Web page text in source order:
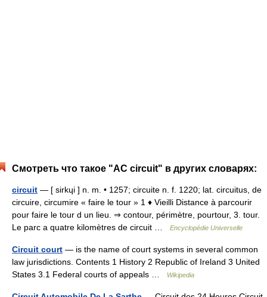
Смотреть что такое "AC circuit" в других словарях:
circuit — [ sirkɥi ] n. m. • 1257; circuite n. f. 1220; lat. circuitus, de
circuire, circumire « faire le tour » 1 ♦ Vieilli Distance à parcourir
pour faire le tour d un lieu. ⇒ contour, périmètre, pourtour, 3. tour.
Le parc a quatre kilomètres de circuit …
Encyclopédie Universelle
Circuit court — is the name of court systems in several common
law jurisdictions. Contents 1 History 2 Republic of Ireland 3 United
States 3.1 Federal courts of appeals …
Wikipedia